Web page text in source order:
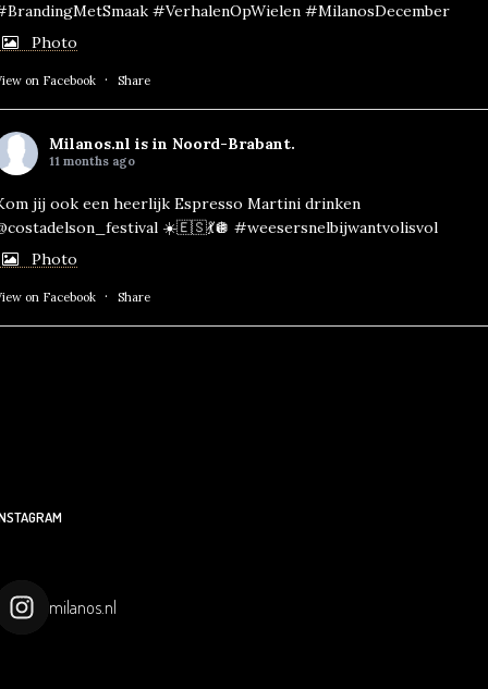
#VerhalenOpWielen #MilanosDecember
Photo
on Facebook · Share
Milanos.nl is in Noord-Brabant.
11 months ago
jij ook een heerlijk Espresso Martini drinken
☀️🇪🇸💃🪩 #weesersnelbijwantvolisvol
Photo
on Facebook · Share
milanos.nl